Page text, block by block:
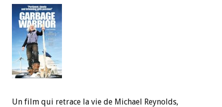
Un film qui retrace la vie de Michael Reynolds,